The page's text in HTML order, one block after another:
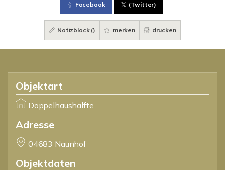
Facebook (Twitter)
Notizblock () merken drucken
Objektart
Doppelhaushälfte
Adresse
04683 Naunhof
Objektdaten